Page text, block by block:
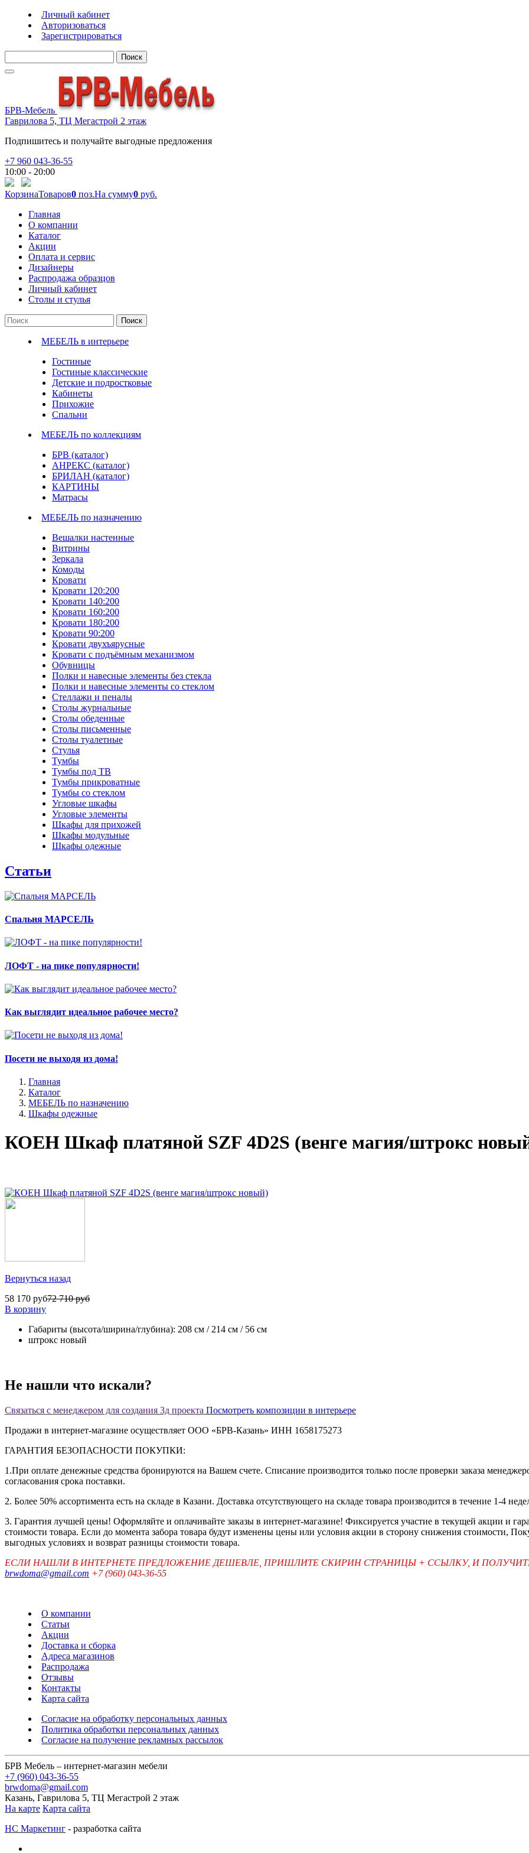
Личный кабинет
Авторизоваться
Зарегистрироваться
Поиск
БРВ-Мебель
Гаврилова 5, ТЦ Мегастрой 2 этаж
Подпишитесь и получайте выгодные предложения
+7 960 043-36-55
10:00 - 20:00
КорзинаТоваров0 поз.На сумму0 руб.
Главная
О компании
Каталог
Акции
Оплата и сервис
Дизайнеры
Распродажа образцов
Личный кабинет
Столы и стулья
Поиск
МЕБЕЛЬ в интерьере
Гостиные
Гостиные классические
Детские и подростковые
Кабинеты
Прихожие
Спальни
МЕБЕЛЬ по коллекциям
БРВ (каталог)
АНРЕКС (каталог)
БРИЛАН (каталог)
КАРТИНЫ
Матрасы
МЕБЕЛЬ по назначению
Вешалки настенные
Витрины
Зеркала
Комоды
Кровати
Кровати 120:200
Кровати 140:200
Кровати 160:200
Кровати 180:200
Кровати 90:200
Кровати двухъярусные
Кровати с подъёмным механизмом
Обувницы
Полки и навесные элементы без стекла
Полки и навесные элементы со стеклом
Стеллажи и пеналы
Столы журнальные
Столы обеденные
Столы письменные
Столы туалетные
Стулья
Тумбы
Тумбы под ТВ
Тумбы прикроватные
Тумбы со стеклом
Угловые шкафы
Угловые элементы
Шкафы для прихожей
Шкафы модульные
Шкафы одежные
Статьи
Спальня МАРСЕЛЬ
ЛОФТ - на пике популярности!
Как выглядит идеальное рабочее место?
Посети не выходя из дома!
Главная
Каталог
МЕБЕЛЬ по назначению
Шкафы одежные
КОЕН Шкаф платяной SZF 4D2S (венге магия/штрокс
Вернуться назад
58 170 руб72 710 руб
В корзину
Габариты (высота/ширина/глубина): 208 см / 214 см / 56 см
штрокс новый
Не нашли что искали?
Связаться с менеджером для создания 3д проекта Посмотреть композиции в интерьере
Продажи в интернет-магазине осуществляет ООО «БРВ-Казань» ИНН 1658175273
ГАРАНТИЯ БЕЗОПАСНОСТИ ПОКУПКИ:
1.При оплате денежные средства бронируются на Вашем счете. Списание производится только после проверки заказа
согласования срока поставки.
2. Более 50% ассортимента есть на складе в Казани. Доставка отсутствующего на складе товара производится в течение 1-4
3. Гарантия лучшей цены! Оформляйте и оплачивайте заказы в интернет-магазине! Фиксируется участие в текущей акции и
стоимости товара. Если до момента забора товара будут изменены цены или условия акции в сторону снижения стоимости,
выгодных условиях и возврат разницы стоимости товара.
ЕСЛИ НАШЛИ В ИНТЕРНЕТЕ ПРЕДЛОЖЕНИЕ ДЕШЕВЛЕ, ПРИШЛИТЕ СКИРИН СТРАНИЦЫ + ССЫЛКУ, И
brwdoma@gmail.com +7 (960) 043-36-55
О компании
Статьи
Акции
Доставка и сборка
Адреса магазинов
Распродажа
Отзывы
Контакты
Карта сайта
Согласие на обработку персональных данных
Политика обработки персональных данных
Согласие на получение рекламных рассылок
БРВ Мебель – интернет-магазин мебели
+7 (960) 043-36-55
brwdoma@gmail.com
Казань, Гаврилова 5, ТЦ Мегастрой 2 этаж
На карте Карта сайта
НС Маркетинг - разработка сайта